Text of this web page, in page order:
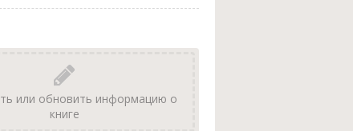
или обновить информацию о
книге